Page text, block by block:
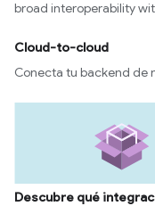
broad interoperability
Cloud-to-cloud
Conecta tu backend de
Descubre qué